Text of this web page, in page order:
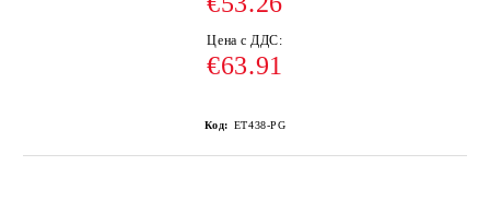
Цена с ДДС:
€63.91
Код: ET438-PG